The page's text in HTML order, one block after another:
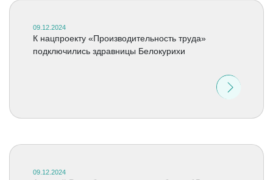
09.12.2024
К нацпроекту «Производительность труда»
подключились здравницы Белокурихи
09.12.2024